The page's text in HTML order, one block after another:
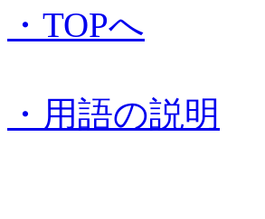
・TOPへ
・用語の説明